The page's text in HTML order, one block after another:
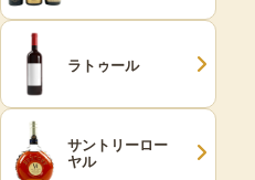
ラトゥール
サントリーロー
ヤル